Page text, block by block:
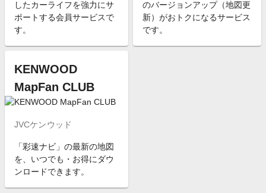
したカーライフを強力にサ
ポートする会員サービスで
す。
のバージョンアップ（地図更
新）がおトクになるサービス
です。
KENWOOD
MapFan CLUB
JVCケンウッド
「彩速ナビ」の最新の地図
を、いつでも・お得にダウ
ンロードできます。